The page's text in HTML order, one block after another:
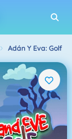
Adán Y Eva: Golf